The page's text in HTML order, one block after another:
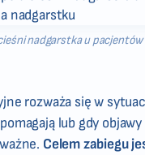
nadgarstka u
rozważa się w
lub gdy objawy
Celem zabiegu